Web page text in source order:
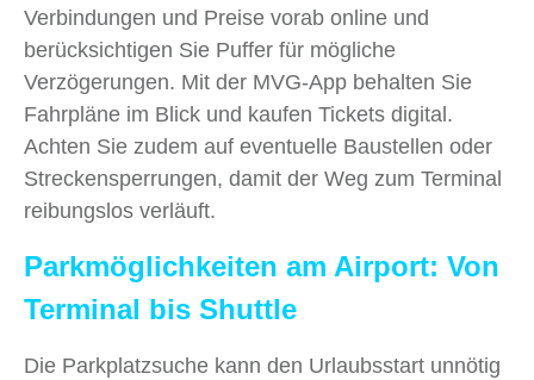
Verbindungen und Preise vorab online und
berücksichtigen Sie Puffer für mögliche
Verzögerungen. Mit der MVG-App behalten Sie
Fahrpläne im Blick und kaufen Tickets digital.
Achten Sie zudem auf eventuelle Baustellen oder
Streckensperrungen, damit der Weg zum Terminal
reibungslos verläuft.
Parkmöglichkeiten am Airport: Von
Terminal bis Shuttle
Die Parkplatzsuche kann den Urlaubsstart unnötig